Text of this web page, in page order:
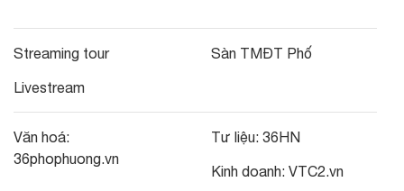
Streaming tour
Livestream
Sàn TMĐT Phố
Văn hoá:
36phophuong.vn
Tư liệu: 36HN
Kinh doanh: VTC2.vn